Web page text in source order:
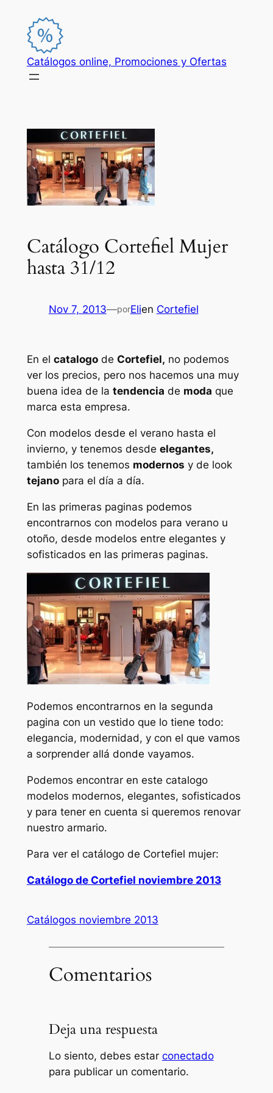
contenido
Catálogos online, Promociones y Ofertas
Catálogo Cortefiel Mujer
hasta 31/12
Nov 7, 2013—porElien Cortefiel
En el catalogode Cortefiel, no podemos
ver los precios, pero nos hacemos una muy
buena idea de la tendencia de moda que
marca esta empresa.
Con modelos desde el verano hasta el
invierno, y tenemos desde elegantes,
también los tenemos modernos y de look
tejanopara el día a día.
En las primeras paginas podemos
encontrarnos con modelos para verano u
otoño, desde modelos entre elegantes y
sofisticados en las primeras paginas.
Podemos encontrarnos en la segunda
pagina con un vestido que lo tiene todo:
elegancia, modernidad, y con el que vamos
a sorprender allá donde vayamos.
Podemos encontrar en este catalogo
modelos modernos, elegantes, sofisticados
y para tener en cuenta si queremos renovar
nuestro armario.
Para ver el catálogo de Cortefiel mujer:
Catálogo de Cortefiel noviembre 2013
Catálogos noviembre 2013
Comentarios
Deja una respuesta
Lo siento, debes estar conectado
para publicar un comentario.